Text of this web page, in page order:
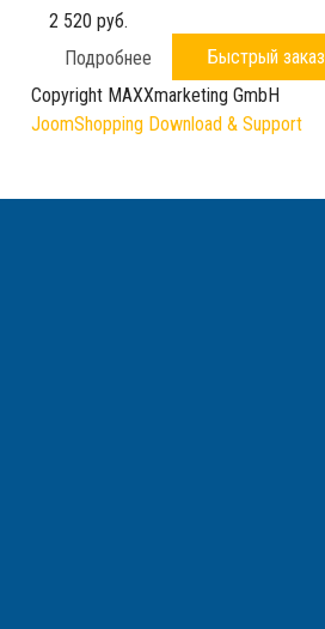
2 520 руб.
Подробнее
Быстрый заказ
Copyright MAXXmarketing GmbH
JoomShopping Download & Support